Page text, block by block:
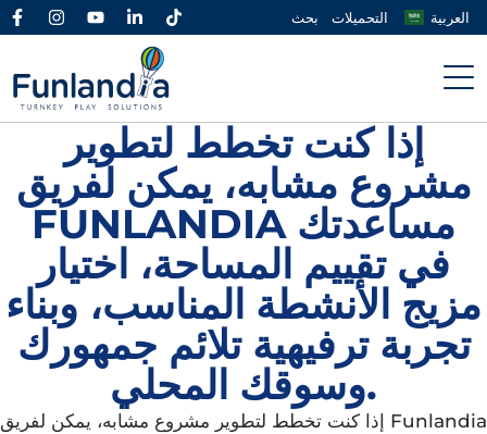
بحث التحميلات العربية
إذا كنت تخطط لتطوير
مشروع مشابه، يمكن لفريق
FUNLANDIA مساعدتك
في تقييم المساحة، اختيار
مزيج الأنشطة المناسب، وبناء
تجربة ترفيهية تلائم جمهورك
وسوقك المحلي.
إذا كنت تخطط لتطوير مشروع مشابه، يمكن لفريق Funlandia